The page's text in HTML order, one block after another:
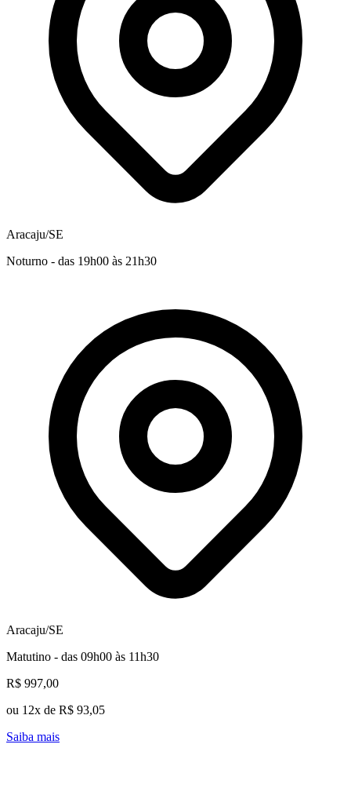
Aracaju/SE
Noturno - das 19h00 às 21h30
Aracaju/SE
Matutino - das 09h00 às 11h30
R$ 997,00
ou 12x de R$ 93,05
Saiba mais